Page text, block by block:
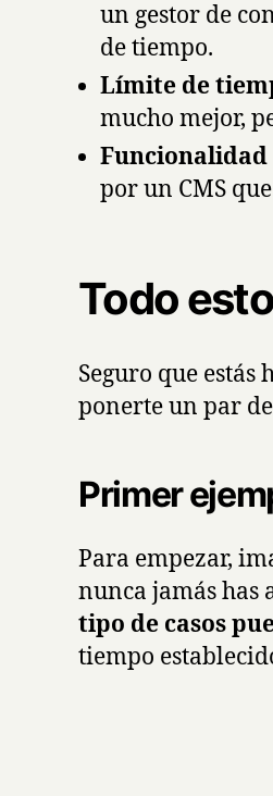
un gestor de
de tiempo.
Límite de
mucho mejor,
Funcionalidad
por un CMS
Todo
Seguro que estás
ponerte un par
Primer
Para empezar,
nunca jamás has
tipo de casos
tiempo